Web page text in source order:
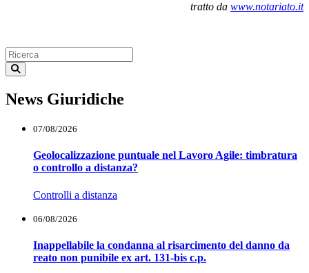
tratto da www.notariato.it
News Giuridiche
07/08/2026
Geolocalizzazione puntuale nel Lavoro Agile: timbratura
o controllo a distanza?
Controlli a distanza
06/08/2026
Inappellabile la condanna al risarcimento del danno da
reato non punibile ex art. 131-bis c.p.